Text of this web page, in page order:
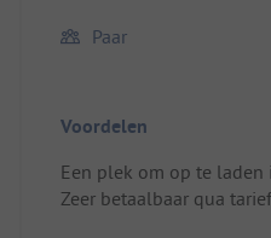
Paar
Voordelen
Een plek om op te laden
Zeer betaalbaar qua tarief.